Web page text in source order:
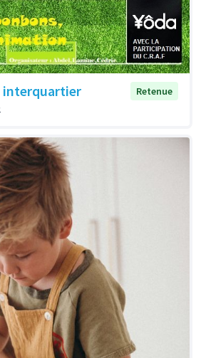
interquartier
Retenue